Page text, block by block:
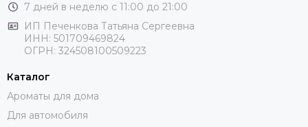
7 дней в неделю с 11:00 до 21:00
ИП Печенкова Татьяна Сергеевна
ИНН: 501709469824
ОГРН: 324508100509223
Каталог
Ароматы для дома
Для автомобиля